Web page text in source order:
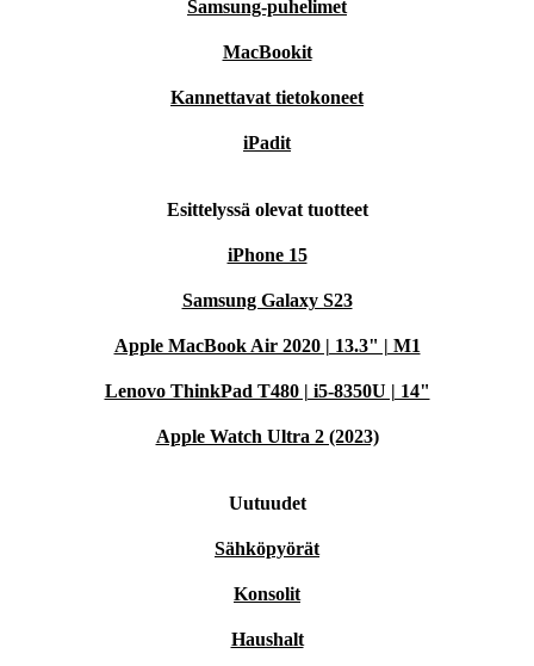
Samsung-puhelimet
MacBookit
Kannettavat tietokoneet
iPadit
Esittelyssä olevat tuotteet
iPhone 15
Samsung Galaxy S23
Apple MacBook Air 2020 | 13.3" | M1
Lenovo ThinkPad T480 | i5-8350U | 14"
Apple Watch Ultra 2 (2023)
Uutuudet
Sähköpyörät
Konsolit
Haushalt